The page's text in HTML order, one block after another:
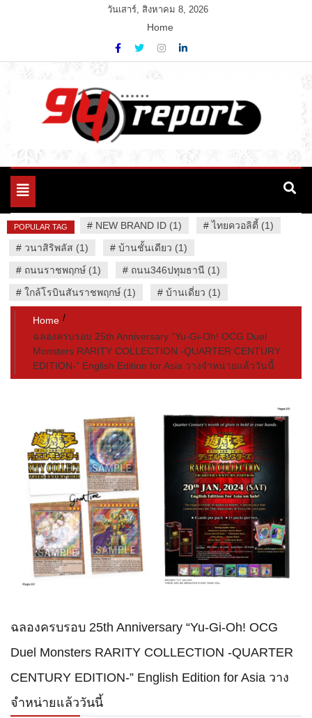
วันเสาร์, สิงหาคม 8, 2026
Home
94 Report.com
Variety News
Toggle
POPULAR TAG # NEW BRAND ID (1) #ไทยควอลิตี้ (1)
# วนาสิริพลัส (1) # บ้านชั้นเดียว (1)
# ถนนราชพฤกษ์ (1) # ถนน346ปทุมธานี (1)
# ใกล้โรบินสันราชพฤกษ์ (1) # บ้านเดี่ยว (1)
Home
ฉลองครบรอบ 25th Anniversary “Yu-Gi-Oh! OCG Duel
Monsters RARITY COLLECTION -QUARTER CENTURY
EDITION-” English Edition for Asia วางจำหน่ายแล้ววันนี้
ฉลองครบรอบ 25th Anniversary “Yu-Gi-Oh! OCG
Duel Monsters RARITY COLLECTION -QUARTER
CENTURY EDITION-” English Edition for Asia วาง
จำหน่ายแล้ววันนี้